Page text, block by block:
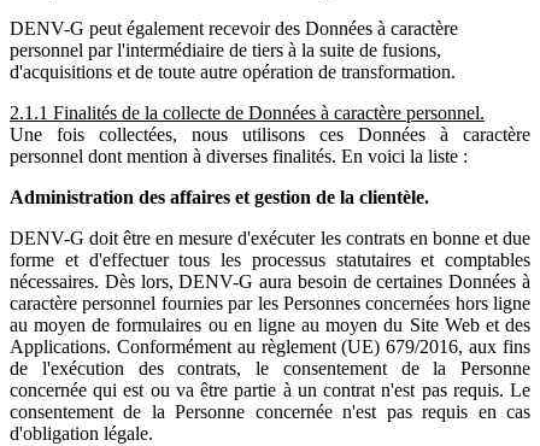
DENV-G peut également recevoir des Données à caractère
personnel par l'intermédiaire de tiers à la suite de fusions,
d'acquisitions et de toute autre opération de transformation.
2.1.1 Finalités de la collecte de Données à caractère personnel.
Une fois collectées, nous utilisons ces Données à caractère
personnel dont mention à diverses finalités. En voici la liste :
Administration des affaires et gestion de la clientèle.
DENV-G doit être en mesure d'exécuter les contrats en bonne et due
forme et d'effectuer tous les processus statutaires et comptables
nécessaires. Dès lors, DENV-G aura besoin de certaines Données à
caractère personnel fournies par les Personnes concernées hors ligne
au moyen de formulaires ou en ligne au moyen du Site Web et des
Applications. Conformément au règlement (UE) 679/2016, aux fins
de l'exécution des contrats, le consentement de la Personne
concernée qui est ou va être partie à un contrat n'est pas requis. Le
consentement de la Personne concernée n'est pas requis en cas
d'obligation légale.